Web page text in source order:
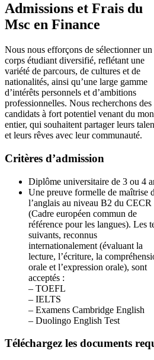
Admissions et Frais du
Msc en Finance
Nous nous efforçons de sélectionner un
corps étudiant diversifié, reflétant une
variété de parcours, de cultures et de
nationalités, ainsi qu’une large gamme
d’intérêts personnels et d’ambitions
professionnelles. Nous recherchons des
candidats à fort potentiel venant du
entier, qui souhaitent partager leurs
et leurs rêves avec leur communauté.
Critères d’admission
Diplôme universitaire de 3 ou 4
Une preuve formelle de maîtrise
l’anglais au niveau B2 du CECR
(Cadre européen commun de
référence pour les langues). Les
suivants, reconnus
internationalement (évaluant la
lecture, l’écriture, la
orale et l’expression orale), sont
acceptés :
– TOEFL
– IELTS
– Examens Cambridge English
– Duolingo English Test
Téléchargez les documents